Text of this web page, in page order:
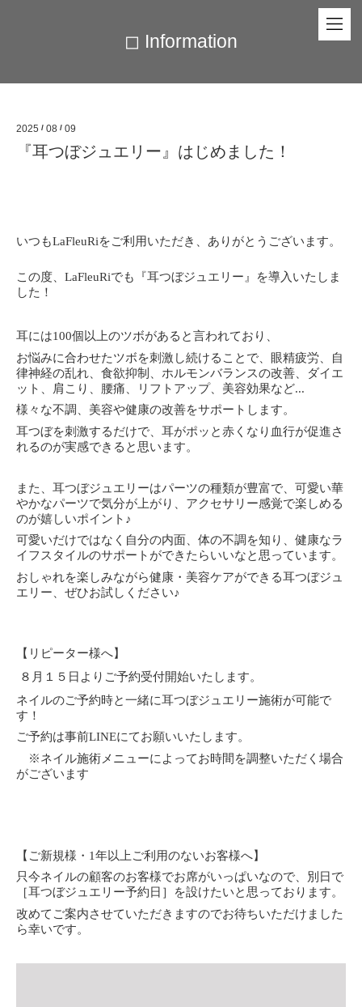
◻︎ Information
2025 / 08 / 09
『耳つぼジュエリー』はじめました！
いつもLaFleuRiをご利用いただき、 ありがとうございます。
この度、LaFleuRiでも
『耳つぼジュエリー』を導入いたしま
した！
耳には100個以上のツボがあると言われており、
お悩みに合わせたツボを刺激し続けることで
眼精疲労、自
律神経の乱れ、食欲抑制、ホルモンバランスの改善、ダイエ
ット、肩こり、腰痛、リフトアップ、美容効果など...
様々な不調、 美容や健康の改善をサポートします。
耳つぼを刺激するだけで、耳がポッと赤くなり血行が促進さ
れるのが実感できると思います。
また、耳つぼジュエリーはパーツの種類が豊富で、 可愛い華
やかなパーツで気分が上がり、 アクセサリー感覚で楽しめる
のが嬉しいポイント♪
可愛いだけではなく自分の内面、体の不調を知り、 健康なラ
イフスタイルのサポートができたらいいなと思っています。
おしゃれを楽しみながら健康・美容ケアができる耳つぼジュ
エリー、 ぜひお試しください♪
【リピーター様へ】
８月１５日よりご予約受付開始いたします。
ネイルのご予約時と一緒に耳つぼジュエリー施術が可能で
す！
ご予約は事前LINEにてお願いいたします。
※ネイル施術メニューによってお時間を調整いただく場合
がございます
【ご新規様・1年以上ご利用のないお客様へ】
只今ネイルの顧客のお客様でお席がいっぱいなので、 別日で
［耳つぼジュエリー予約日］を設けたいと思っております。
改めてご案内させていただきますのでお待ちいただけました
ら幸いです。